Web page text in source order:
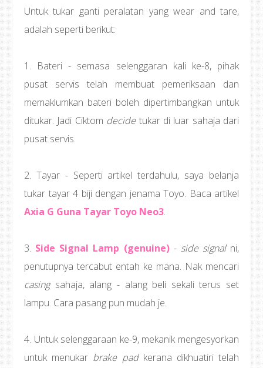
Untuk tukar ganti peralatan yang wear and tare,
adalah seperti berikut:
1. Bateri - semasa selenggaran kali ke-8, pihak
pusat servis telah membuat pemeriksaan dan
memaklumkan bateri boleh dipertimbangkan untuk
ditukar. Jadi Ciktom decidetukar di luar sahaja dari
pusat servis.
2. Tayar - Seperti artikel terdahulu, saya belanja
tukar tayar 4 biji dengan jenama Toyo. Baca artikel
Axia G Guna Tayar Toyo Neo3.
3. Side Signal Lamp (genuine)- side signalni,
penutupnya tercabut entah ke mana. Nak mencari
casingsahaja, alang - alang beli sekali terus set
lampu. Cara pasang pun mudah je.
4. Untuk selenggaraan ke-9, mekanik mengesyorkan
untuk menukar brake padkerana dikhuatiri telah